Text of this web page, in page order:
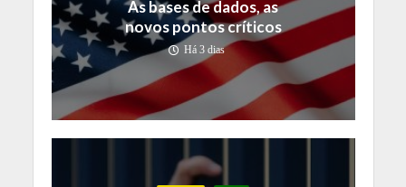
As bases de dados, as
novos pontos críticos
Há 3 dias